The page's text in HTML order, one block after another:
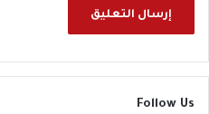
Follow Us